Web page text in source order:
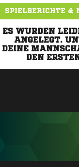
SPIELBERICHTE &
ES WURDEN
ANGELEGT.
DEINE
DEN